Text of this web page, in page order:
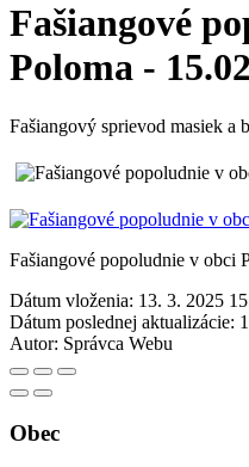
Fašiangové
Poloma -
Fašiangový sprievod masiek a
Fašiangové popoludnie v obci
Dátum vloženia: 13. 3. 2025
Dátum poslednej aktualizácie:
Autor: Správca Webu
Obec